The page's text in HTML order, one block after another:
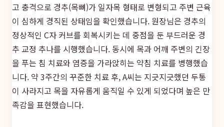
고 충격으로 경추(목뼈)가 일자목 형태로 변형되고 주변 근육
이 심하게 경직된 상태임을 확인했습니다. 원장님은 경추의
정상적인 C자 커브를 회복시키는 데 중점을 둔 부드러운 경
추 교정 추나를 시행했습니다. 동시에 목과 어깨 주변의 긴장
을 푸는 침 치료와 염증을 가라앉히는 약침 치료를 병행했습
니다. 약 3주간의 꾸준한 치료 후, A씨는 지긋지긋했던 두통
이 사라지고 목을 자유롭게 움직일 수 있게 되었다며 높은 만
족감을 표현했습니다.